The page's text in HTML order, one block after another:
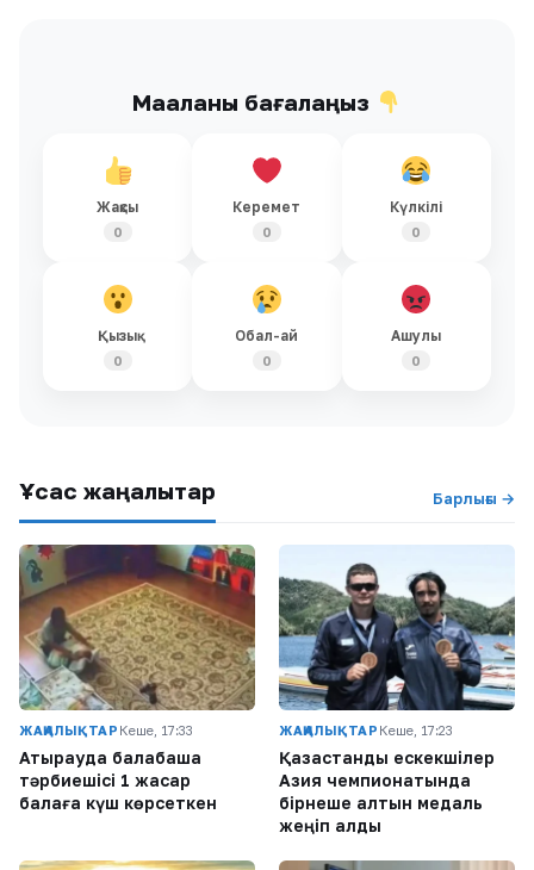
Мақаланы бағалаңыз
Жақсы
0
Керемет
0
Күлкілі
0
Қызық
0
Обал-ай
0
Ашулы
0
Ұқсас жаңалықтар Барлығы →
ЖАҢАЛЫҚТАР Кеше, 17:33
Атырауда балабақша
тәрбиешісі 1 жасар
балаға күш көрсеткен
ЖАҢАЛЫҚТАР Кеше, 17:23
Қазақстандық ескекшілер
Азия чемпионатында
бірнеше алтын медаль
жеңіп алды